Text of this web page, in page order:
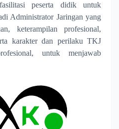
peserta didik untuk
Administrator Jaringan yang
keterampilan profesional,
karakter dan perilaku TKJ
untuk menjawab